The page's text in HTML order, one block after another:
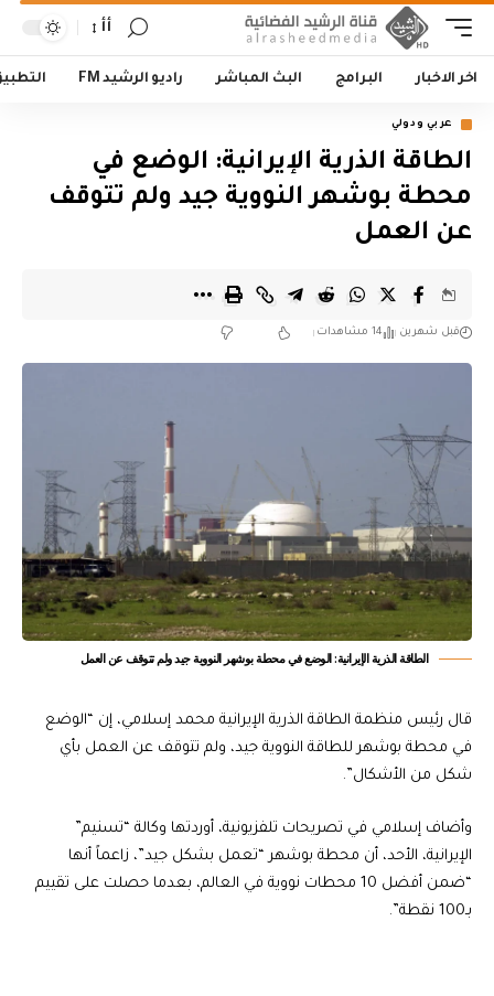
أأ
اخر الاخبار البرامج البث المباشر راديو الرشيد FM
عربي ودولي
الطاقة الذرية الإيرانية: الوضع في
محطة بوشهر النووية جيد ولم تتوقف
عن العمل
قبل شهرين 14 مشاهدات
الطاقة الذرية الإيرانية: الوضع في محطة بوشهر النووية جيد ولم تتوقف عن العمل
قال رئيس منظمة الطاقة الذرية الإيرانية محمد إسلامي، إن “الوضع
في محطة بوشهر للطاقة النووية جيد، ولم تتوقف عن العمل بأي
شكل من الأشكال”.
وأضاف إسلامي في تصريحات تلفزيونية، أوردتها وكالة “تسنيم”
الإيرانية، الأحد، أن محطة بوشهر “تعمل بشكل جيد”، زاعماً أنها
“ضمن أفضل 10 محطات نووية في العالم، بعدما حصلت على تقييم
بـ100 نقطة”.